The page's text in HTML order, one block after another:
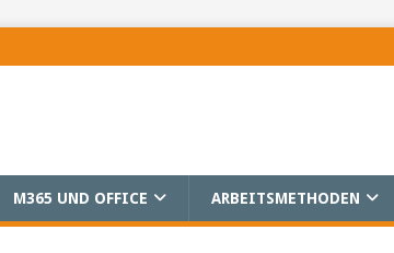
M365 UND OFFICE ARBEITSMETHODEN